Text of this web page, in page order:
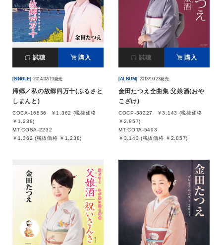
試聴 購入
[SINGLE] 2014/02/19発売
帰郷／私の故郷四万十(ふるさと
しまんと)
COCA-16836
￥1,362 (税抜価格
￥1,238)
MT:COSA-2232
￥1,362 (税抜価格 ￥1,238)
試聴 購入
[ALBUM] 2013/10/23発売
金田たつえ全曲集 父娘酒(おや
こざけ)
COCP-38227
￥3,143 (税抜価格
￥2,857)
MT:COTA-5493
￥3,143 (税抜価格 ￥2,857)